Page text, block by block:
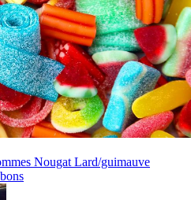
Nougat Lard/guimauve